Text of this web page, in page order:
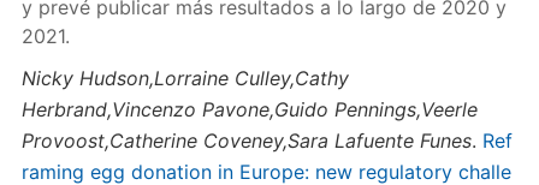
y prevé publicar más resultados a lo largo de 2020 y
2021.
Nicky Hudson,Lorraine Culley,Cathy
Herbrand,Vincenzo Pavone,Guido Pennings,Veerle
Provoost,Catherine Coveney,Sara Lafuente Funes. Ref
raming egg donation in Europe: new regulatory challe